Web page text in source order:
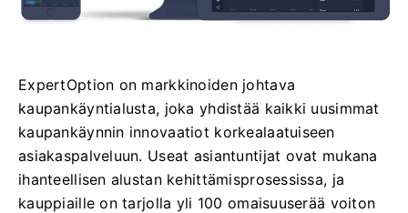
ExpertOption on markkinoiden johtava
kaupankäyntialusta, joka yhdistää kaikki uusimmat
kaupankäynnin innovaatiot korkealaatuiseen
asiakaspalveluun. Useat asiantuntijat ovat mukana
ihanteellisen alustan kehittämisprosessissa, ja
kauppiaille on tarjolla yli 100 omaisuuserää voiton